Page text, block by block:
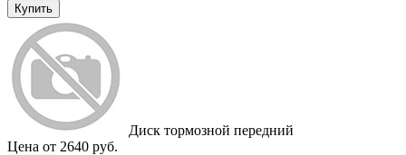
Купить
Диск тормозной передний
Цена от 2640 руб.